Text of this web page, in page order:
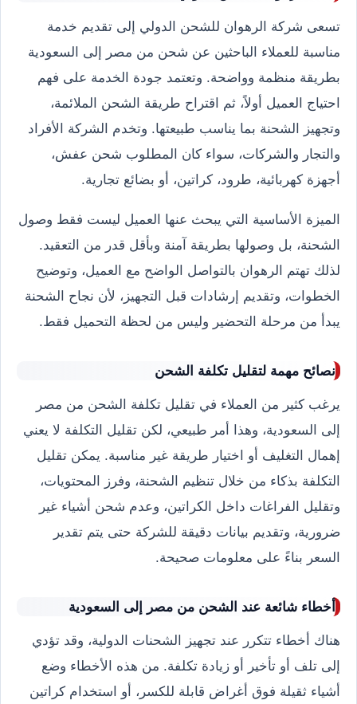
تسعى شركة الرهوان للشحن الدولي إلى تقديم خدمة
مناسبة للعملاء الباحثين عن شحن من مصر إلى السعودية
بطريقة منظمة وواضحة. وتعتمد جودة الخدمة على فهم
احتياج العميل أولاً، ثم اقتراح طريقة الشحن الملائمة،
وتجهيز الشحنة بما يناسب طبيعتها. وتخدم الشركة الأفراد
والتجار والشركات، سواء كان المطلوب شحن عفش،
أجهزة كهربائية، طرود، كراتين، أو بضائع تجارية.
الميزة الأساسية التي يبحث عنها العميل ليست فقط وصول
الشحنة، بل وصولها بطريقة آمنة وبأقل قدر من التعقيد.
لذلك تهتم الرهوان بالتواصل الواضح مع العميل، وتوضيح
الخطوات، وتقديم إرشادات قبل التجهيز، لأن نجاح الشحنة
يبدأ من مرحلة التحضير وليس من لحظة التحميل فقط.
نصائح مهمة لتقليل تكلفة الشحن
يرغب كثير من العملاء في تقليل تكلفة الشحن من مصر
إلى السعودية، وهذا أمر طبيعي، لكن تقليل التكلفة لا يعني
إهمال التغليف أو اختيار طريقة غير مناسبة. يمكن تقليل
التكلفة بذكاء من خلال تنظيم الشحنة، وفرز المحتويات،
وتقليل الفراغات داخل الكراتين، وعدم شحن أشياء غير
ضرورية، وتقديم بيانات دقيقة للشركة حتى يتم تقدير
السعر بناءً على معلومات صحيحة.
أخطاء شائعة عند الشحن من مصر إلى السعودية
هناك أخطاء تتكرر عند تجهيز الشحنات الدولية، وقد تؤدي
إلى تلف أو تأخير أو زيادة تكلفة. من هذه الأخطاء وضع
أشياء ثقيلة فوق أغراض قابلة للكسر، أو استخدام كراتين